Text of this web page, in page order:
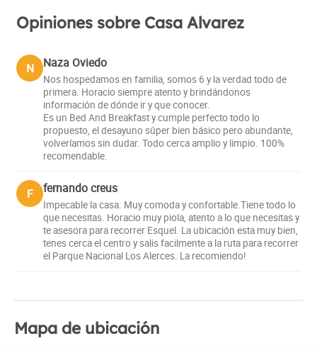
Opiniones sobre Casa Alvarez
N Naza Oviedo
Nos hospedamos en familia, somos 6 y la verdad todo de
primera. Horacio siempre atento y brindándonos
información de dónde ir y que conocer.
Es un Bed And Breakfast y cumple perfecto todo lo
propuesto, el desayuno súper bien básico pero abundante,
volveríamos sin dudar. Todo cerca amplio y limpio. 100%
recomendable.
F fernando creus
Impecable la casa. Muy comoda y confortable.Tiene todo lo
que necesitas. Horacio muy piola, atento a lo que necesitas y
te asesora para recorrer Esquel. La ubicación esta muy bien,
tenes cerca el centro y salis facilmente a la ruta para recorrer
el Parque Nacional Los Alerces. La recomiendo!
Mapa de ubicación